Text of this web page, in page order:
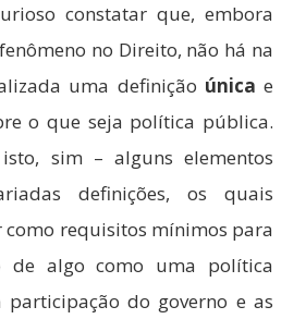
constatar que, embora
no Direito, não há na
uma definição única e
o que seja política pública.
sim – alguns elementos
definições, os quais
requisitos mínimos para
de algo como uma política
participação do governo e as